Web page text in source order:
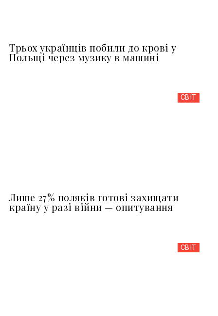
Трьох українців побили до крові у
Польщі через музику в машині
СВІТ
Лише 27% поляків готові захищати
країну у разі війни — опитування
СВІТ